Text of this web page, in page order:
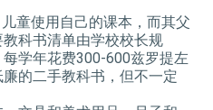
童使用自己的课本，而其父
科书清单由学校校长规
学年花费300-600兹罗提左
的二手教科书，但不一定